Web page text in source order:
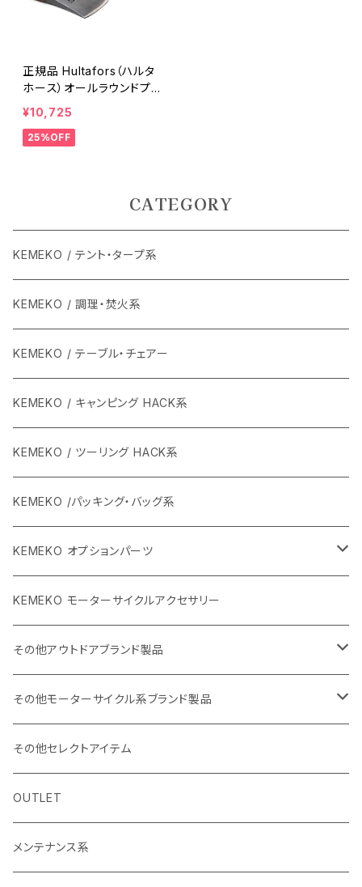
正規品 Hultafors（ハルタ
ホース）オールラウンドプラ
ス スウェーデン製 鍛造斧
¥10,725
25%OFF
CATEGORY
KEMEKO / テント・タープ系
KEMEKO / 調理・焚火系
KEMEKO / テーブル・チェアー
KEMEKO / キャンピング HACK系
KEMEKO / ツーリング HACK系
KEMEKO /パッキング・バッグ系
KEMEKO オプションパーツ
BBQグリル ひらっち
防水充電ケーブルシステム
カーボンポール
SHADE25 テント
シングルストラップ2
ヘルメット
KEMEKO モーターサイクルアクセサリー
その他アウトドアブランド製品
ストリームトレイル製品
バッグ
小物・サングラス・キャップ
ハルタホース
斧
ナイフ
レッドレンザー
バッグ
その他モーターサイクル系ブランド製品
NORIX SIMPSON
OSBE ITALY
ROCHET
その他セレクトアイテム
OUTLET
メンテナンス系